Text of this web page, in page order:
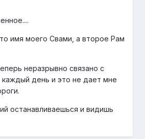
имя моего Свами, а второе Рам
неразрывно связано с
день и это не дает мне
останавливаешься и видишь